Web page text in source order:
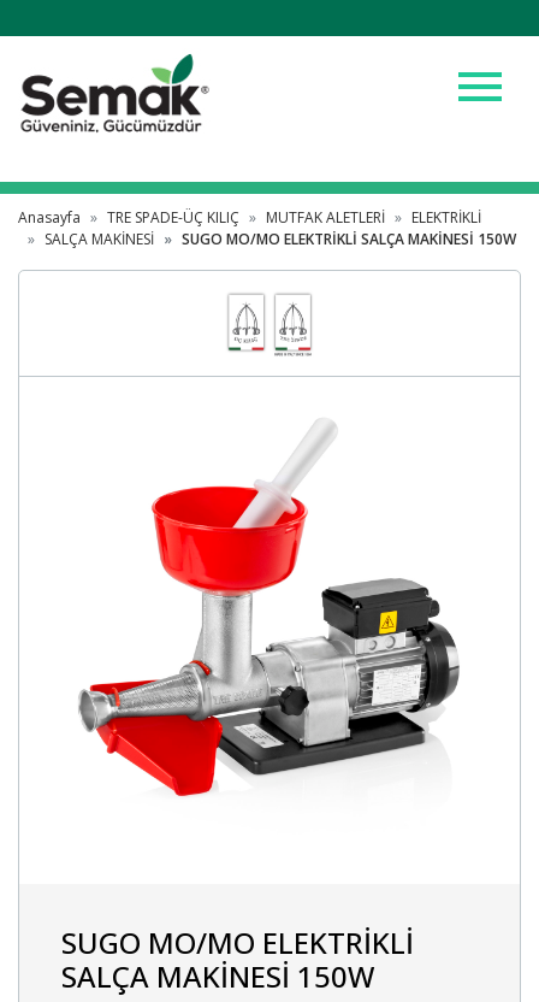
menu
Anasayfa TRE SPADE-ÜÇ KILIÇ MUTFAK ALETLERİ
ELEKTRİKLİ
SALÇA MAKİNESİ
SUGO MO/MO ELEKTRİKLİ SALÇA MAKİNESİ 150W
SUGO MO/MO ELEKTRİKLİ
SALÇA MAKİNESİ 150W